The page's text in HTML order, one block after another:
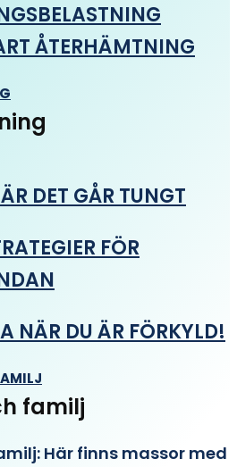
ÅTERHÄMTNING
DET GÅR TUNGT
FÖR
NÄR DU ÄR FÖRKYLD!
familj
Här finns massor med